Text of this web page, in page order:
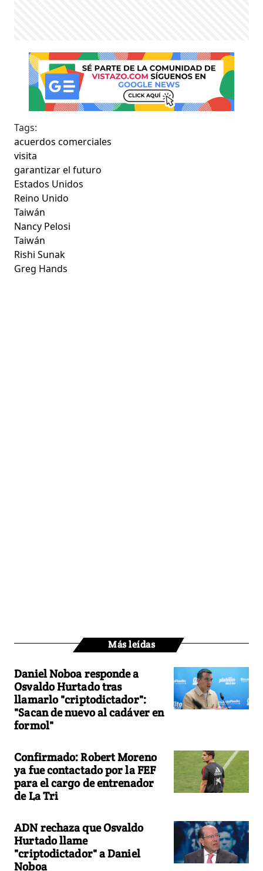
Tags:
acuerdos comerciales
visita
garantizar el futuro
Estados Unidos
Reino Unido
Taiwán
Nancy Pelosi
Taiwán
Rishi Sunak
Greg Hands
Más leídas
Daniel Noboa responde a
Osvaldo Hurtado tras
llamarlo "criptodictador":
"Sacan de nuevo al cadáver en
formol"
Confirmado: Robert Moreno
ya fue contactado por la FEF
para el cargo de entrenador
de La Tri
ADN rechaza que Osvaldo
Hurtado llame
"criptodictador" a Daniel
Noboa